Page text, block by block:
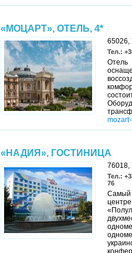
«МОЦАРТ», ОТЕЛЬ, 4*
65026,
Тел.:
«НАДИЯ», ГОСТИНИЦА
76018,
Тел.:
76
Самый